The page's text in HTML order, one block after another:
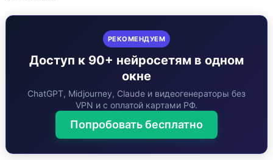
РЕКОМЕНДУЕМ
Доступ к 90+ нейросетям в одном
окне
ChatGPT, Midjourney, Claude и видеогенераторы без
VPN и с оплатой картами РФ.
Попробовать бесплатно